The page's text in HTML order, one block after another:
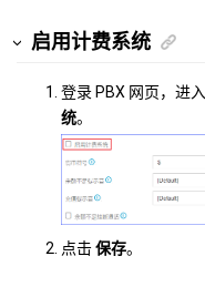
启用计费系统
登录 PBX 网页，进入
统。
点击保存。